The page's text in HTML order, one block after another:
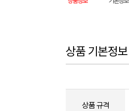
상품 기본정보
상품 규격